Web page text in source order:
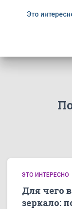
Это
ЭТО ИНТЕРЕСНО
Для чего
зеркало: